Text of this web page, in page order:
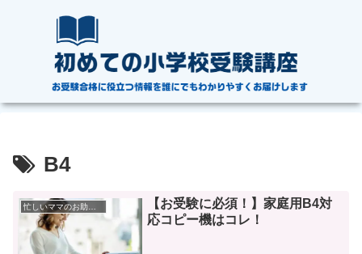
B4
忙しいママのお助けアイテム
【お受験に必須！】家庭用B4対
応コピー機はコレ！